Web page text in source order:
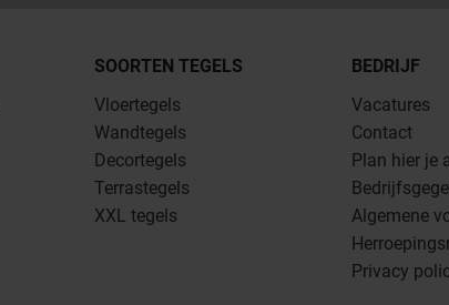
SOORTEN TEGELS
Vloertegels
Wandtegels
Decortegels
Terrastegels
XXL tegels
BEDRIJF
Vacatures
Contact
Plan hier je
Algemene
Privacy